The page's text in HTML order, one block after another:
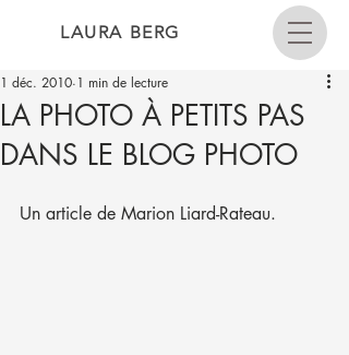
LAURA BERG
LA PHOTO À PETITS PAS
DANS LE BLOG PHOTO
1 déc. 2010 1 min de lecture
Un article de Marion Liard-Rateau.